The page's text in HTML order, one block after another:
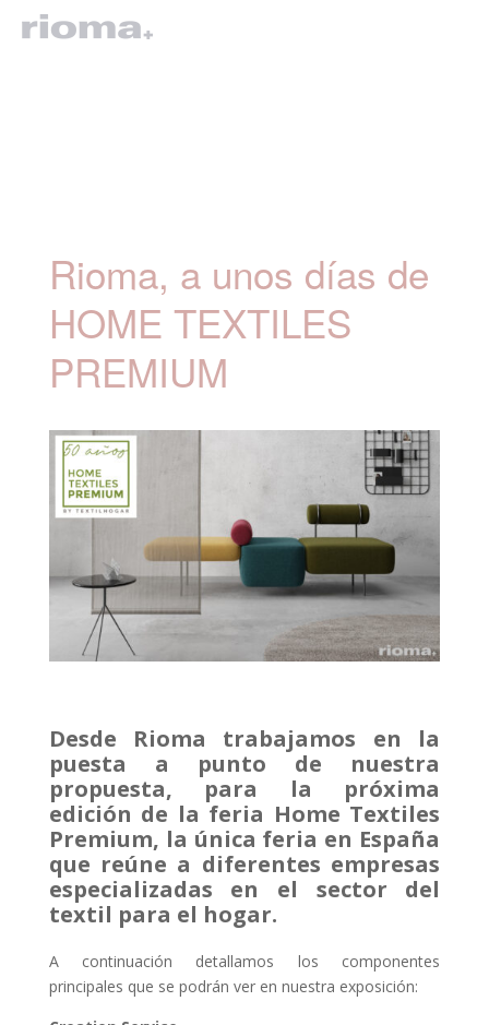
Rioma, a unos días de
HOME TEXTILES
PREMIUM
Desde Rioma trabajamos en la
puesta a punto de nuestra
propuesta, para la próxima
edición de la feria Home Textiles
Premium, la única feria en España
que reúne a diferentes empresas
especializadas en el sector del
textil para el hogar.
A continuación detallamos los componentes
principales que se podrán ver en nuestra exposición: